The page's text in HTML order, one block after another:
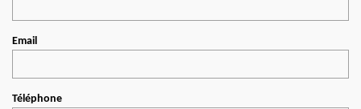
Email
Téléphone